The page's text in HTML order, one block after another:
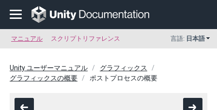
マニュアル スクリプトリファレンス 言語: 日本語
Unity ユーザーマニュアル
グラフィックス
グラフィックスの概要
ポストプロセスの概要